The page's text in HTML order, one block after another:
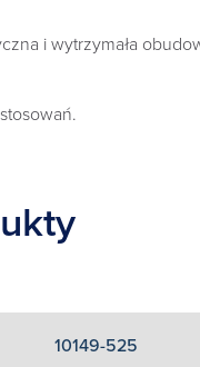
i wytrzymała
10149-525